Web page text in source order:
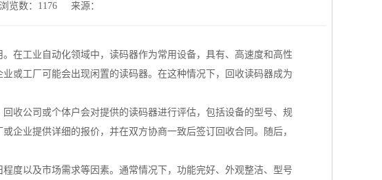
浏览数：1176 来源：
在工业自动化领域中，读码器作为常用设备，具有、高速度和高性
或工厂可能会出现闲置的读码器。在这种情况下，回收读码器成为
收公司或个体户会对提供的读码器进行评估，包括设备的型号、规
企业提供详细的报价，并在双方协商一致后签订回收合同。随后，
度以及市场需求等因素。通常情况下，功能完好、外观整洁、型号